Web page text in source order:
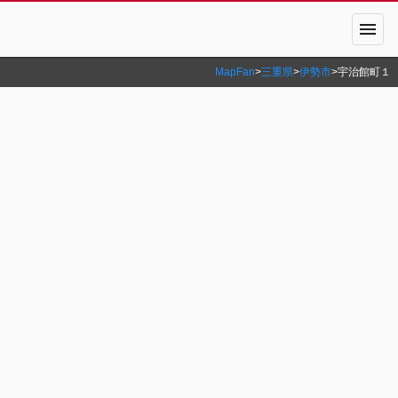
menu
MapFan>三重県>伊勢市>宇治館町１